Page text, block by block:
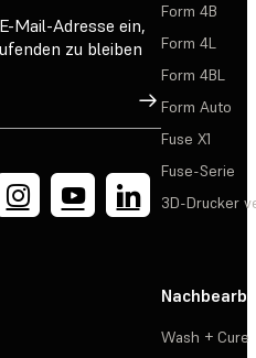
Mail-Adresse ein,
zu bleiben
Registrieren
Form 4B
Form 4L
Form 4BL
Form Auto
Fuse X1
Fuse-Serie
3D-Drucker
Wash + Cure